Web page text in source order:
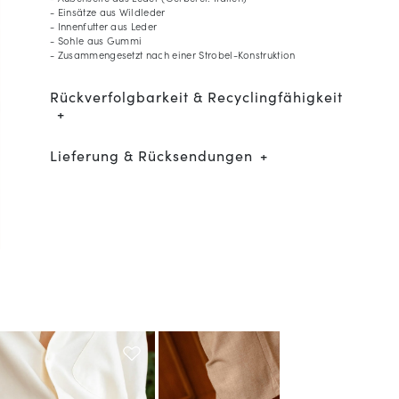
- Einsätze aus Wildleder
- Innenfutter aus Leder
- Sohle aus Gummi
- Zusammengesetzt nach einer Strobel-Konstruktion
Rückverfolgbarkeit & Recyclingfähigkeit
Lieferung & Rücksendungen